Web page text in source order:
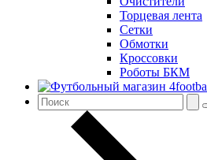
Торцевая лента
Сетки
Обмотки
Кроссовки
Роботы БКМ